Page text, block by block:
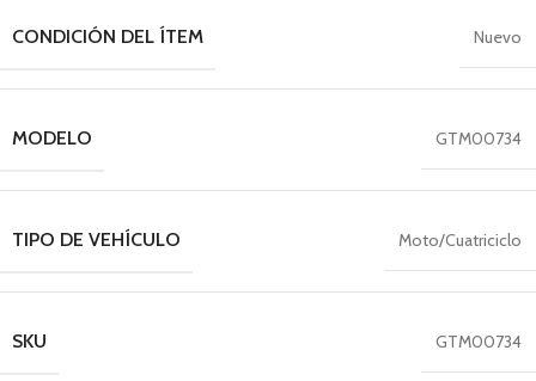
CONDICIÓN DEL ÍTEM Nuevo
MODELO GTM00734
TIPO DE VEHÍCULO Moto/Cuatriciclo
SKU GTM00734